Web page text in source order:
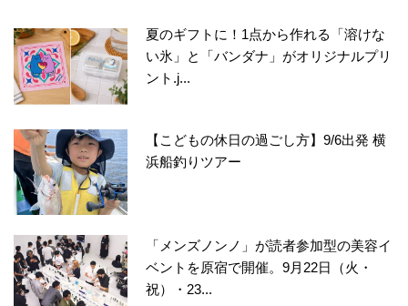
夏のギフトに！1点から作れる「溶けな
い氷」と「バンダナ」がオリジナルプリ
ント.j...
【こどもの休日の過ごし方】9/6出発 横
浜船釣りツアー
「メンズノンノ」が読者参加型の美容イ
ベントを原宿で開催。9月22日（火・
祝）・23...